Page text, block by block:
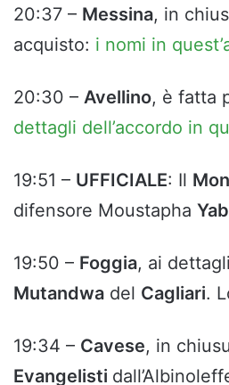
20:37 – Messina, in
acquisto: i nomi in
20:30 – Avellino, è fatta
dettagli dell’accordo in
19:51 – UFFICIALE: Il
difensore Moustapha
19:50 – Foggia, ai
Mutandwa del Cagliari.
19:34 – Cavese, in
Evangelisti